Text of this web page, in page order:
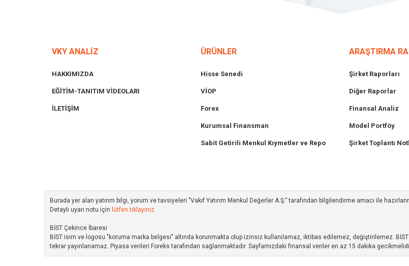
VKY ANALİZ
HAKKIMIZDA
EĞİTİM-TANITIM VİDEOLARI
İLETİŞİM
ÜRÜNLER
Hisse Senedi
VİOP
Forex
Kurumsal Finansman
Sabit Getirili Menkul Kıymetler ve Repo
ARAŞTIRMA
Şirket Raporları
Diğer Raporlar
Finansal Analiz
Model Portföy
Şirket Toplantı
Burada yer alan yatırım bilgi, yorum ve tavsiyeleri "Vakıf Yatırım Menkul Değerler A.Ş.” tarafından bilgilendirme amacı ile
Detaylı uyarı notu için lütfen tıklayınız.
BİST Çekince İbaresi
BİST isim ve logosu "koruma marka belgesi" altında korunmakta olup izinsiz kullanılamaz, iktibas edilemez, değiştirilemez.
tekrar yayınlanamaz. Piyasa verileri Foreks tarafından sağlanmaktadır. Sayfamızdaki finansal veriler en az 15 dakika